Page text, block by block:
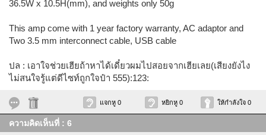
36.5W x 10.5H(mm), and weights only 50g
This amp come with 1 year factory warranty, AC adaptor and
Two 3.5 mm interconnect cable, USB cable
ปล : เอาใจช่วยเฮียถ้าหาได้เดี๋ยวผมไปสอยจากเฮียเลย(เสียงยังไง
ไม่สนใจรู้แต่ดีไซท์ถูกใจป๋า 555):123:
แจกหู 0 หยิกหู 0 ให้กำลังใจ 0
ความคิดเห็นที่ : 6